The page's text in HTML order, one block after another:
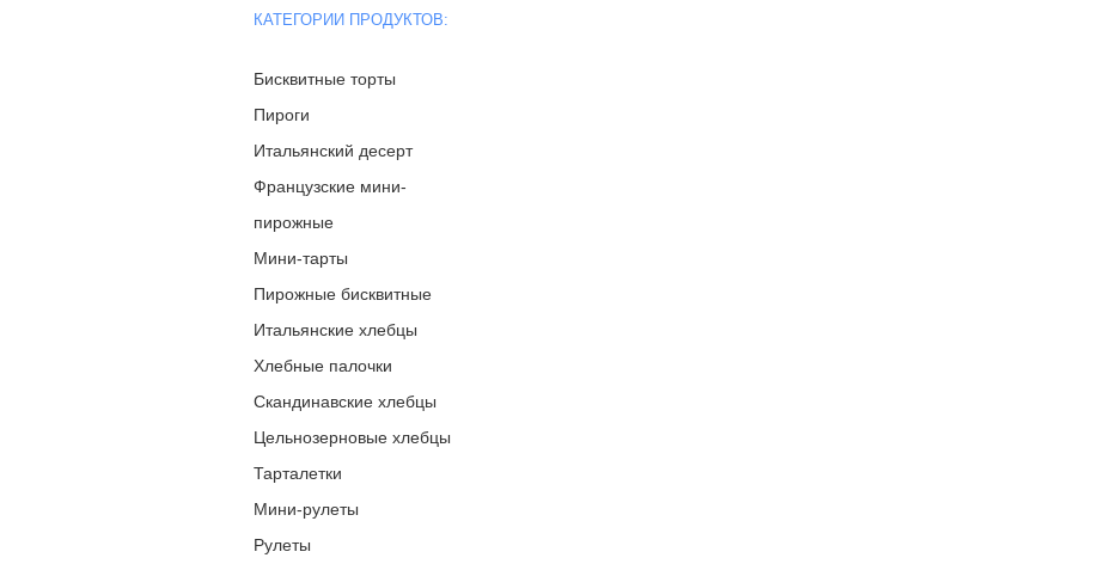
КАТЕГОРИИ ПРОДУКТОВ:
Бисквитные торты
Пироги
Итальянский десерт
Французские мини-
пирожные
Мини-тарты
Пирожные бисквитные
Итальянские хлебцы
Хлебные палочки
Скандинавские хлебцы
Цельнозерновые хлебцы
Тарталетки
Мини-рулеты
Рулеты